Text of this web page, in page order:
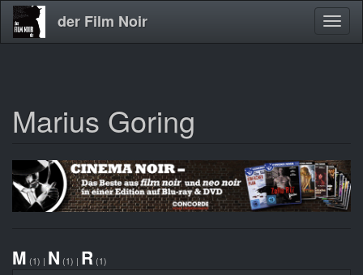
Direkt
zum
der Film Noir
Marius Goring
M (1) | N (1) | R (1)